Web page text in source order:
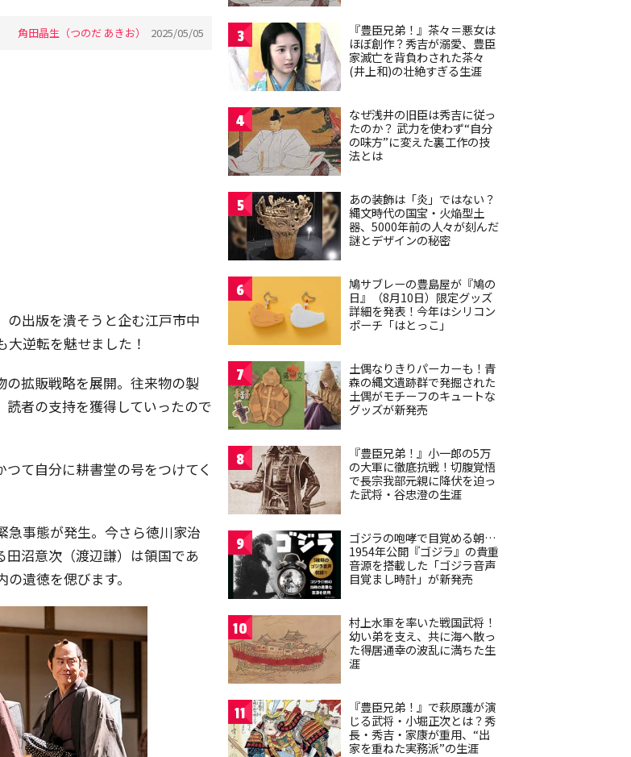
角田晶生（つのだ あきお） 2025/05/05
出版を潰そうと企む江戸市中
逆転を魅せました！
拡販戦略を展開。往来物の製
者の支持を獲得していったので
つて自分に耕書堂の号をつけてく
急事態が発生。今さら徳川家治
沼意次（渡辺謙）は領国であ
遺徳を偲びます。
3
『豊臣兄弟！』茶々＝悪女は
ほぼ創作？秀吉が溺愛、豊臣
家滅亡を背負わされた茶々
(井上和)の壮絶すぎる生涯
4
なぜ浅井の旧臣は秀吉に従っ
たのか？ 武力を使わず“自分
の味方”に変えた裏工作の技
法とは
5
あの装飾は「炎」ではない？
縄文時代の国宝・火焔型土
器、5000年前の人々が刻んだ
謎とデザインの秘密
6
鳩サブレーの豊島屋が『鳩の
日』（8月10日）限定グッズ
詳細を発表！今年はシリコン
ポーチ「はとっこ」
7
土偶なりきりパーカーも！青
森の縄文遺跡群で発掘された
土偶がモチーフのキュートな
グッズが新発売
8
『豊臣兄弟！』小一郎の5万
の大軍に徹底抗戦！切腹覚悟
で長宗我部元親に降伏を迫っ
た武将・谷忠澄の生涯
9
ゴジラの咆哮で目覚める朝…
1954年公開『ゴジラ』の貴重
音源を搭載した「ゴジラ音声
目覚まし時計」が新発売
10
村上水軍を率いた戦国武将！
幼い弟を支え、共に海へ散っ
た得居通幸の波乱に満ちた生
涯
11
『豊臣兄弟！』で萩原護が演
じる武将・小堀正次とは？秀
長・秀吉・家康が重用、“出
家を重ねた実務派”の生涯